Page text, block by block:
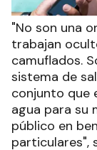
"No son una
trabajan
camuflados.
sistema de
conjunto que
agua para su
público en
particulares",